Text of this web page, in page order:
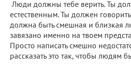
Люди должны тебе верить. Ты
естественным. Ты должен
должна быть смешная и близкая
завязано именно на твоем
Просто написать смешно
рассказать это так, чтобы людям